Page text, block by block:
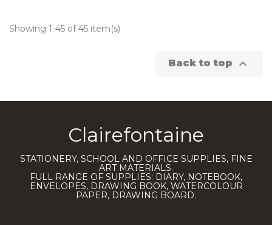
Showing 1-45 of 45 item(s)
Back to top 
Clairefontaine
STATIONERY, SCHOOL AND OFFICE SUPPLIES, FINE
ART MATERIALS.
FULL RANGE OF SUPPLIES: DIARY, NOTEBOOK,
ENVELOPES, DRAWING BOOK, WATERCOLOUR
PAPER, DRAWING BOARD.